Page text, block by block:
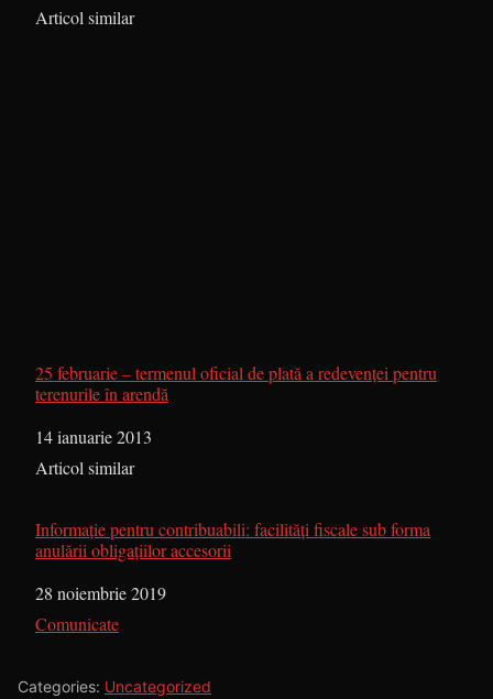
În legătură cu
Articol similar
25 februarie – termenul oficial de plată a redevenţei pentru
terenurile în arendă
Dată
14 ianuarie 2013
În legătură cu
Articol similar
Informație pentru contribuabili: facilități fiscale sub forma
anulării obligațiilor accesorii
Dată
28 noiembrie 2019
În legătură cu
Comunicate
Categories: Uncategorized